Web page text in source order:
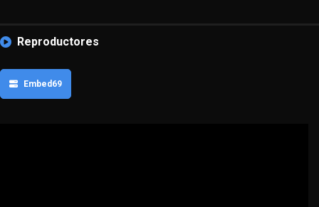
Reproductores
Embed69